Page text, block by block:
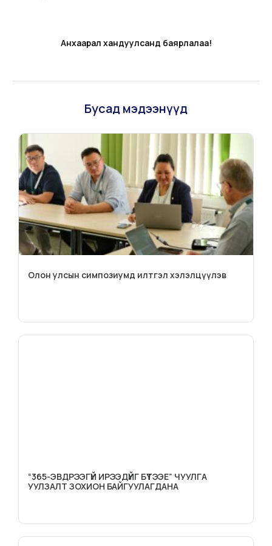
Анхаарал хандуулсанд баярлалаа!
Бусад мэдээнүүд
Олон улсын симпозиумд илтгэл хэлэлцүүлэв
“365-ЭВДРЭЭГҮЙ ИРЭЭДҮЙГ БҮТЭЭЕ” ЧУУЛГА
УУЛЗАЛТ ЗОХИОН БАЙГУУЛАГДАНА